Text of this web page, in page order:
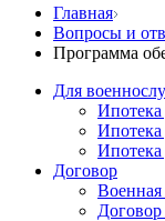
Главная
Вопросы и
Программа
Для
Ипотека
Договор
Военная